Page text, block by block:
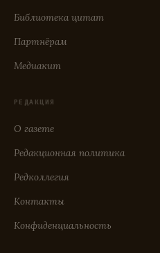
Библиотека цитат
Партнёрам
Медиакит
РЕДАКЦИЯ
О газете
Редакционная политика
Редколлегия
Контакты
Конфиденциальность